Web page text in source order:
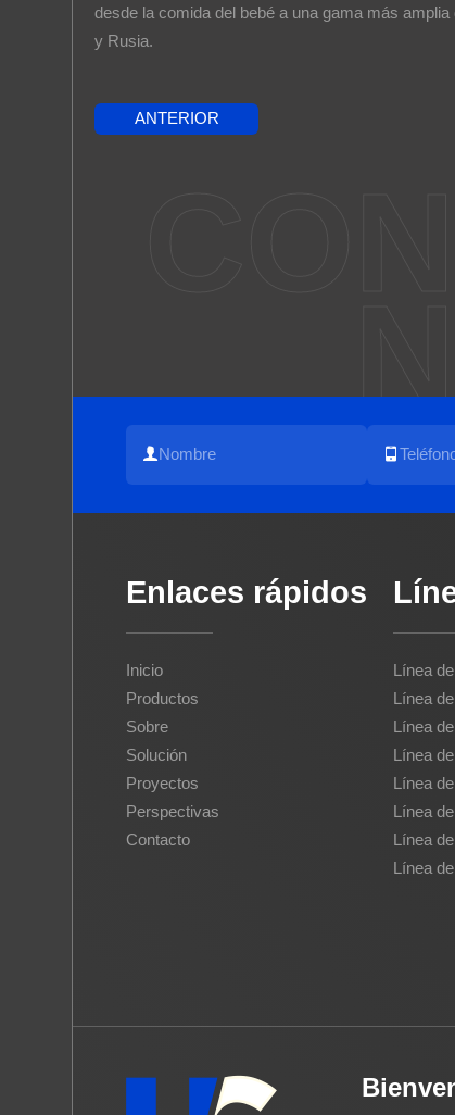
desde la comida del bebé a una gama más
y Rusia.
ANTERIOR
Enlaces rápidos
Inicio
Productos
Sobre
Solución
Proyectos
Perspectivas
Contacto
Línea
Línea
Línea
Línea
Línea
Línea
Línea
Línea